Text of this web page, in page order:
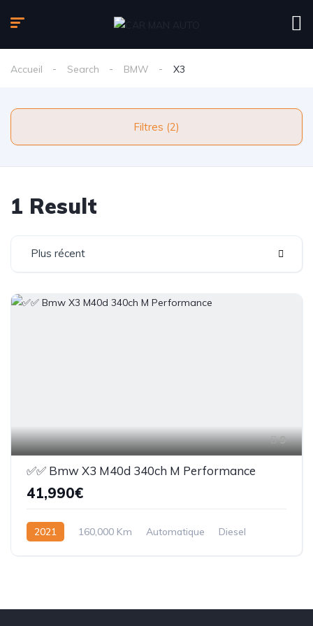
Accueil Search BMW X3
Filtres (2)
1 Result
Plus récent
9
✅️✅️ Bmw X3 M40d 340ch M Performance
41,990€
2021 160,000 Km Automatique
Diesel